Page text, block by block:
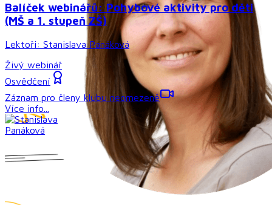
Balíček webinářů: Pohybové aktivity pro děti
(MŠ a 1. stupeň ZŠ)
Lektoři: Stanislava Panáková
Živý webinář
Osvědčení
Záznam pro členy klubu neomezeně
Více info...